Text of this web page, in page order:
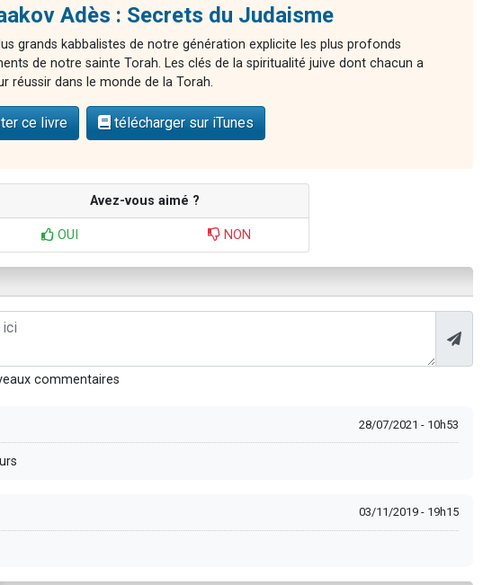
Adès : Secrets du Judaisme
grands kabbalistes de notre génération explicite les plus profonds
de notre sainte Torah. Les clés de la spiritualité juive dont chacun a
réussir dans le monde de la Torah.
ce livre télécharger sur iTunes
Avez-vous aimé ?
OUI NON
commentaires
28/07/2021 - 10h53
03/11/2019 - 19h15